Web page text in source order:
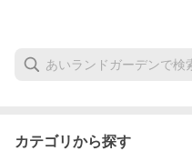
カテゴリから探す